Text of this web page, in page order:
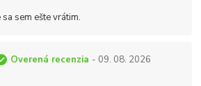
sem ešte vrátim.
Overená recenzia - 09. 08. 2026